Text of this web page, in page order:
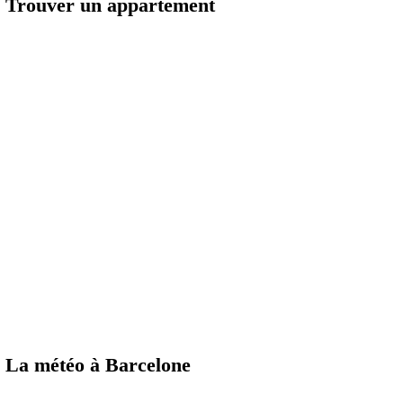
Trouver un appartement
La météo à Barcelone